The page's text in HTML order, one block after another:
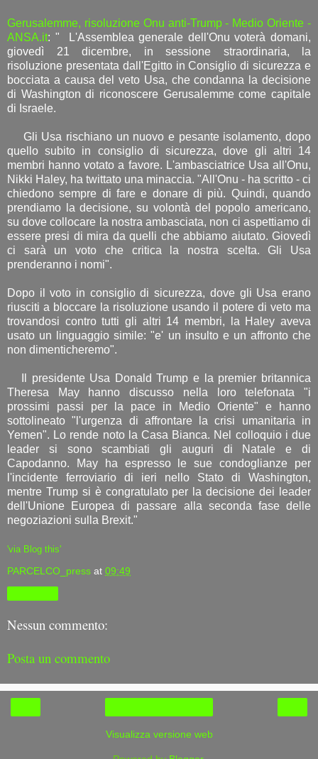
Gerusalemme, risoluzione Onu anti-Trump - Medio Oriente -
ANSA.it: " L'Assemblea generale dell'Onu voterà domani,
giovedì 21 dicembre, in sessione straordinaria, la
risoluzione presentata dall'Egitto in Consiglio di sicurezza e
bocciata a causa del veto Usa, che condanna la decisione
di Washington di riconoscere Gerusalemme come capitale
di Israele.
Gli Usa rischiano un nuovo e pesante isolamento, dopo
quello subito in consiglio di sicurezza, dove gli altri 14
membri hanno votato a favore. L'ambasciatrice Usa all'Onu,
Nikki Haley, ha twittato una minaccia. "All'Onu - ha scritto - ci
chiedono sempre di fare e donare di più. Quindi, quando
prendiamo la decisione, su volontà del popolo americano,
su dove collocare la nostra ambasciata, non ci aspettiamo di
essere presi di mira da quelli che abbiamo aiutato. Giovedì
ci sarà un voto che critica la nostra scelta. Gli Usa
prenderanno i nomi".
Dopo il voto in consiglio di sicurezza, dove gli Usa erano
riusciti a bloccare la risoluzione usando il potere di veto ma
trovandosi contro tutti gli altri 14 membri, la Haley aveva
usato un linguaggio simile: "e' un insulto e un affronto che
non dimenticheremo".
Il presidente Usa Donald Trump e la premier britannica
Theresa May hanno discusso nella loro telefonata "i
prossimi passi per la pace in Medio Oriente" e hanno
sottolineato "l'urgenza di affrontare la crisi umanitaria in
Yemen". Lo rende noto la Casa Bianca. Nel colloquio i due
leader si sono scambiati gli auguri di Natale e di
Capodanno. May ha espresso le sue condoglianze per
l'incidente ferroviario di ieri nello Stato di Washington,
mentre Trump si è congratulato per la decisione dei leader
dell'Unione Europea di passare alla seconda fase delle
negoziazioni sulla Brexit."
'via Blog this'
PARCELCO_press at 09:49
Nessun commento:
Posta un commento
Visualizza versione web